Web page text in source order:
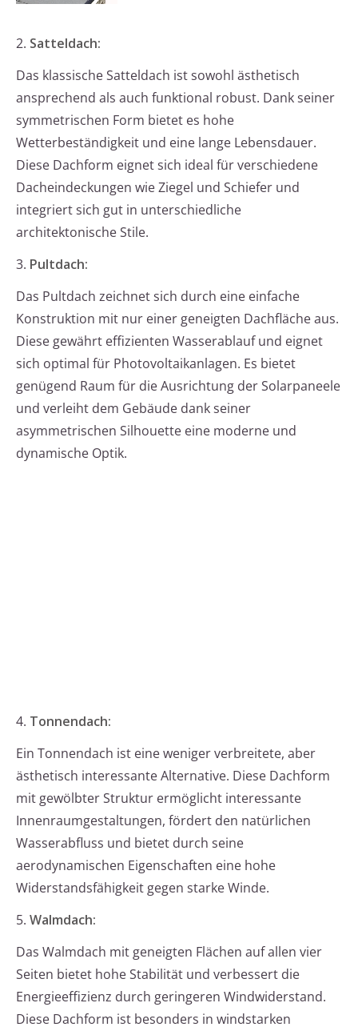
2. Satteldach:
Das klassische Satteldach ist sowohl ästhetisch
ansprechend als auch funktional robust. Dank seiner
symmetrischen Form bietet es hohe
Wetterbeständigkeit und eine lange Lebensdauer.
Diese Dachform eignet sich ideal für verschiedene
Dacheindeckungen wie Ziegel und Schiefer und
integriert sich gut in unterschiedliche
architektonische Stile.
3. Pultdach:
Das Pultdach zeichnet sich durch eine einfache
Konstruktion mit nur einer geneigten Dachfläche aus.
Diese gewährt effizienten Wasserablauf und eignet
sich optimal für Photovoltaikanlagen. Es bietet
genügend Raum für die Ausrichtung der Solarpaneele
und verleiht dem Gebäude dank seiner
asymmetrischen Silhouette eine moderne und
dynamische Optik.
4. Tonnendach:
Ein Tonnendach ist eine weniger verbreitete, aber
ästhetisch interessante Alternative. Diese Dachform
mit gewölbter Struktur ermöglicht interessante
Innenraumgestaltungen, fördert den natürlichen
Wasserabfluss und bietet durch seine
aerodynamischen Eigenschaften eine hohe
Widerstandsfähigkeit gegen starke Winde.
5. Walmdach:
Das Walmdach mit geneigten Flächen auf allen vier
Seiten bietet hohe Stabilität und verbessert die
Energieeffizienz durch geringeren Windwiderstand.
Diese Dachform ist besonders in windstarken